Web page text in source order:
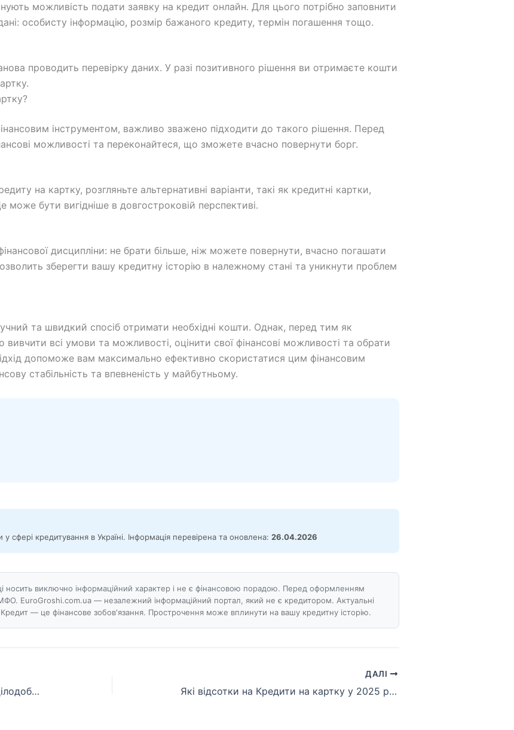
можливість подати заявку на кредит онлайн. Для цього потрібно заповнити
особисту інформацію, розмір бажаного кредиту, термін погашення тощо.
проводить перевірку даних. У разі позитивного рішення ви отримаєте кошти
інструментом, важливо зважено підходити до такого рішення. Перед
можливості та переконайтеся, що зможете вчасно повернути борг.
на картку, розгляньте альтернативні варіанти, такі як кредитні картки,
може бути вигідніше в довгостроковій перспективі.
дисципліни: не брати більше, ніж можете повернути, вчасно погашати
зберегти вашу кредитну історію в належному стані та уникнути проблем
та швидкий спосіб отримати необхідні кошти. Однак, перед тим як
всі умови та можливості, оцінити свої фінансові можливості та обрати
допоможе вам максимально ефективно скористатися цим фінансовим
стабільність та впевненість у майбутньому.
у сфері кредитування в Україні. Інформація перевірена та оновлена: 26.04.2026
носить виключно інформаційний характер і не є фінансовою порадою. Перед оформленням
EuroGroshi.com.ua — незалежний інформаційний портал, який не є кредитором. Актуальні
— це фінансове зобов'язання. Прострочення може вплинути на вашу кредитну історію.
Які МФО дають Кредити на картку цілодобово?
ДАЛІ
Які відсотки на Кредити на картку у 2025 році?